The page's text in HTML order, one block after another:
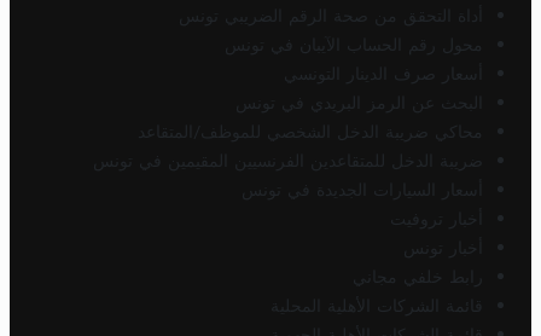
أداة التحقق من صحة الرقم الضريبي تونس
محول رقم الحساب الآيبان في تونس
أسعار صرف الدينار التونسي
البحث عن الرمز البريدي في تونس
محاكي ضريبة الدخل الشخصي للموظف/المتقاعد
ضريبة الدخل للمتقاعدين الفرنسيين المقيمين في تونس
أسعار السيارات الجديدة في تونس
أخبار تروفيت
أخبار تونس
رابط خلفي مجاني
قائمة الشركات الأهلية المحلية